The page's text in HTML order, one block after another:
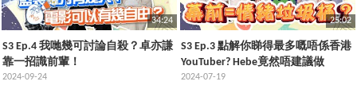
34:24
S3 Ep.4 我哋幾可討論自殺？卓亦謙
靠一招識前輩！
2024-09-24
25:02
S3 Ep.3 點解你睇得最多嘅唔係香港
YouTuber? Hebe竟然唔建議做
YouTuber?
2024-07-19